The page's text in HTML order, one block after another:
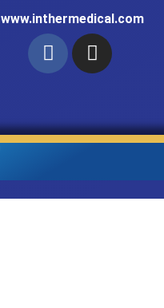
www.inthermedical.com